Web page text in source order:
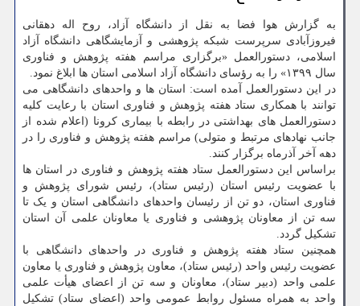
به گزارش هوا فضا به نقل از دانشگاه آزاد، روح اله دهقانی
فیروزآبادی سرپرست شبکه پژوهشی و آزمایشگاهی دانشگاه آزاد
اسلامی، دستورالعمل «برگزاری مراسم هفته پژوهش و فناوری
سال ۱۳۹۹» را به رؤسای دانشگاه آزاد اسلامی استان ها ابلاغ نمود.
در این دستورالعمل آمده است: استان ها و واحدهای دانشگاهی می
توانند با همکاری ستاد هفته پژوهش و فناوری استان با رعایت کلیه
دستورالعمل های بهداشتی در رابطه با بیماری کرونا (اعلام شده از
جانب نهادهای مرتبط و متولی) مراسم هفته پژوهش و فناوری را در
دهه آخر آذرماه برگزار کنند.
براساس این دستورالعمل ستاد هفته پژوهش و فناوری در استان ها
با عضویت رئیس استان (رئیس ستاد)، رئیس شورای پژوهش و
فناوری استان، دو تن از رئیسان واحدهای دانشگاهی استان و یک تا
سه تن از معاونان پژوهشی و فناوری یا معاونان علمی آن استان
تشکیل گردد.
همچنین ستاد هفته پژوهش و فناوری در واحدهای دانشگاهی با
عضویت رئیس واحد (رئیس ستاد)، معاون پژوهش و فناوری یا معاون
علمی واحد (دبیر ستاد)، معاونان و سه تن از اعضای هیأت علمی
واحد به همراه مسئول روابط عمومی واحد (اعضای ستاد) تشکیل